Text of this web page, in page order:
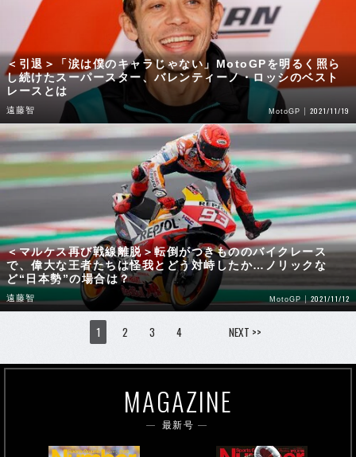
＜引退＞「涙は僕のキャラじゃない」MotoGPを明るく照ら
し続けたスーパースター、バレンティーノ・ロッシのベスト
レースとは
遠藤智 MotoGP 2021/11/19
＜マルケス再び戦線離脱＞転倒がつきもののバイクレース
で、偉大な王者たちは怪我とどう対峙したか…ノリックな
ど“日本勢”の場合は？
遠藤智 MotoGP 2021/11/12
1 2 3 4 NEXT >>
MAGAZINE
最新号